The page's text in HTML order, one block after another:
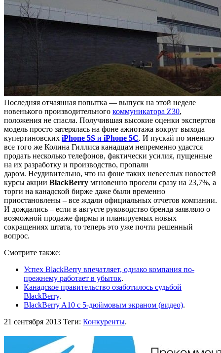
Последняя отчаянная попытка — выпуск на этой неделе
новенького производительного коммуникатора Z30,
положения не спасла. Получившая высокие оценки экспертов
модель просто затерялась на фоне ажиотажа вокруг выхода
купертиновских iPhone 5S и iPhone 5C. И пускай по мнению
все того же Колина Гиллиса канадцам непременно удастся
продать несколько телефонов, фактически усилия, пущенные
на их разработку и производство, пропали
даром. Неудивительно, что на фоне таких невеселых новостей
курсы акции BlackBerry мгновенно просели сразу на 23,7%, а
торги на канадской бирже даже были временно
приостановлены – все ждали официальных отчетов компании.
И дождались – если в августе руководство бренда заявляло о
возможной продаже фирмы и планируемых новых
сокращениях штата, то теперь это уже почти решенный
вопрос.
Смотрите также:
Успех BlackBerry впечатляет, однако компания по-
прежнему работает в убыток.
Канадское правительство озаботилось судьбой
BlackBerry.
BlackBerry A10 с 5-дюймовым экраном (видео).
21 сентября 2013 Теги: Конкуренты.